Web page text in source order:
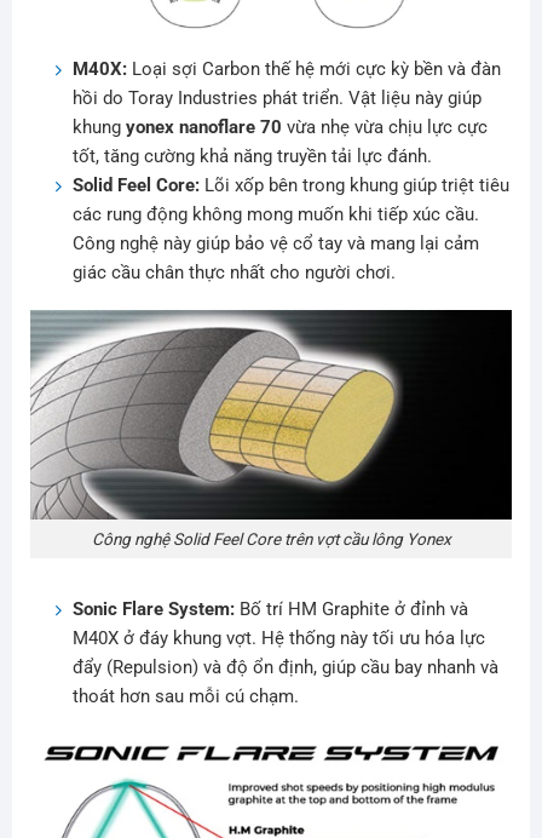
M40X:Loại sợi Carbon thế hệ mới cực kỳ bền và đàn
hồi do Toray Industries phát triển. Vật liệu này giúp
khung yonex nanoflare 70 vừa nhẹ vừa chịu lực cực
tốt, tăng cường khả năng truyền tải lực đánh.
Solid Feel Core:Lõi xốp bên trong khung giúp triệt tiêu
các rung động không mong muốn khi tiếp xúc cầu.
Công nghệ này giúp bảo vệ cổ tay và mang lại cảm
giác cầu chân thực nhất cho người chơi.
Công nghệ Solid Feel Core trên vợt cầu lông Yonex
Sonic Flare System:Bố trí HM Graphite ở đỉnh và
M40X ở đáy khung vợt. Hệ thống này tối ưu hóa lực
đẩy (Repulsion) và độ ổn định, giúp cầu bay nhanh và
thoát hơn sau mỗi cú chạm.